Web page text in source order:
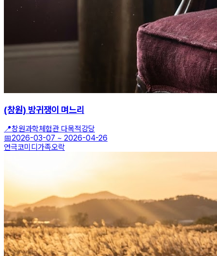
(창원) 방귀쟁이 며느리
📍창원과학체험관 다목적강당
📅2026-03-07 ~ 2026-04-26
연극코미디 가족오락